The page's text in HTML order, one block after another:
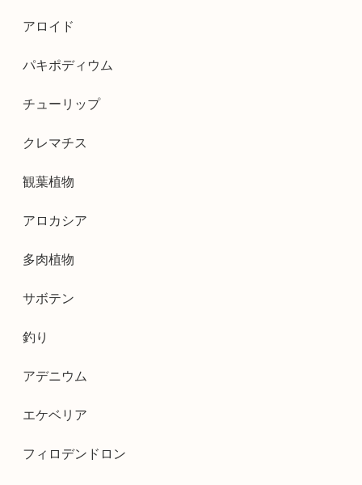
アロイド
パキポディウム
チューリップ
クレマチス
観葉植物
アロカシア
多肉植物
サボテン
釣り
アデニウム
エケベリア
フィロデンドロン